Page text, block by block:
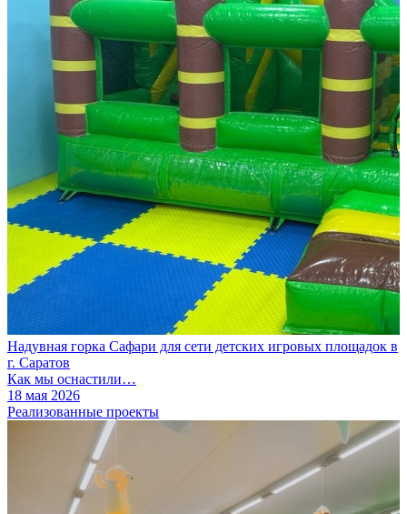
Надувная горка Сафари для сети детских игровых площадок в
г. Саратов
Как мы оснастили…
18 мая 2026
Реализованные проекты